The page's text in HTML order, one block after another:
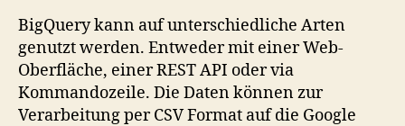
BigQuery kann auf unterschiedliche Arten
genutzt werden. Entweder mit einer Web-
Oberfläche, einer REST API oder via
Kommandozeile. Die Daten können zur
Verarbeitung per CSV Format auf die Google